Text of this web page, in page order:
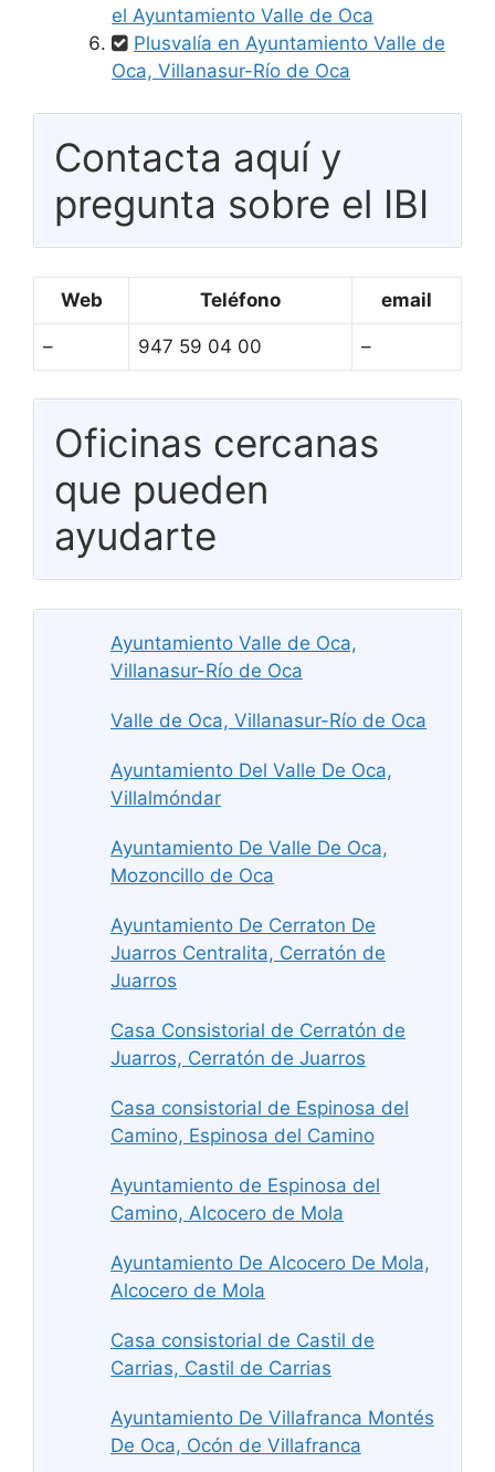
el Ayuntamiento Valle de Oca
Plusvalía en Ayuntamiento Valle de
Oca, Villanasur-Río de Oca
Contacta aquí y
pregunta sobre el IBI
Web Teléfono email
– 947 59 04 00 –
Oficinas cercanas
que pueden
ayudarte
Ayuntamiento Valle de Oca,
Villanasur-Río de Oca
Valle de Oca, Villanasur-Río de Oca
Ayuntamiento Del Valle De Oca,
Villalmóndar
Ayuntamiento De Valle De Oca,
Mozoncillo de Oca
Ayuntamiento De Cerraton De
Juarros Centralita, Cerratón de
Juarros
Casa Consistorial de Cerratón de
Juarros, Cerratón de Juarros
Casa consistorial de Espinosa del
Camino, Espinosa del Camino
Ayuntamiento de Espinosa del
Camino, Alcocero de Mola
Ayuntamiento De Alcocero De Mola,
Alcocero de Mola
Casa consistorial de Castil de
Carrias, Castil de Carrias
Ayuntamiento De Villafranca Montés
De Oca, Ocón de Villafranca